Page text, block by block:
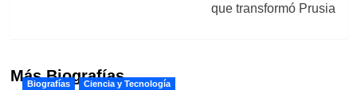
que transformó Prusia
Más Biografías
Biografías Ciencia y Tecnología